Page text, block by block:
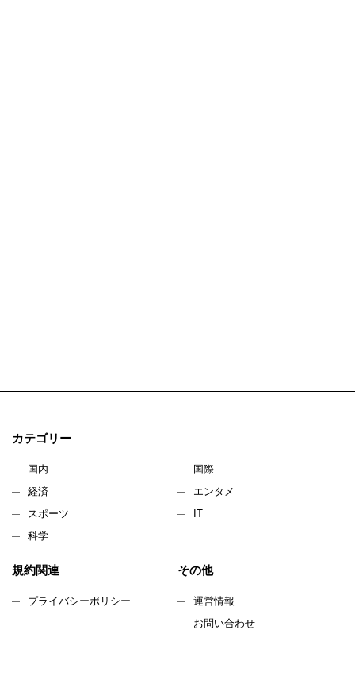
カテゴリー
国内
国際
経済
エンタメ
スポーツ
IT
科学
規約関連
プライバシーポリシー
その他
運営情報
お問い合わせ